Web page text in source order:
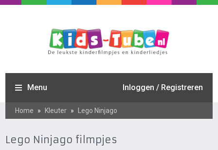
Menu Inloggen / Registreren
Home » Kleuter » Lego Ninjago
Lego Ninjago filmpjes